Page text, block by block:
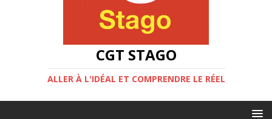
CGT STAGO
ALLER À L'IDÉAL ET COMPRENDRE LE RÉEL